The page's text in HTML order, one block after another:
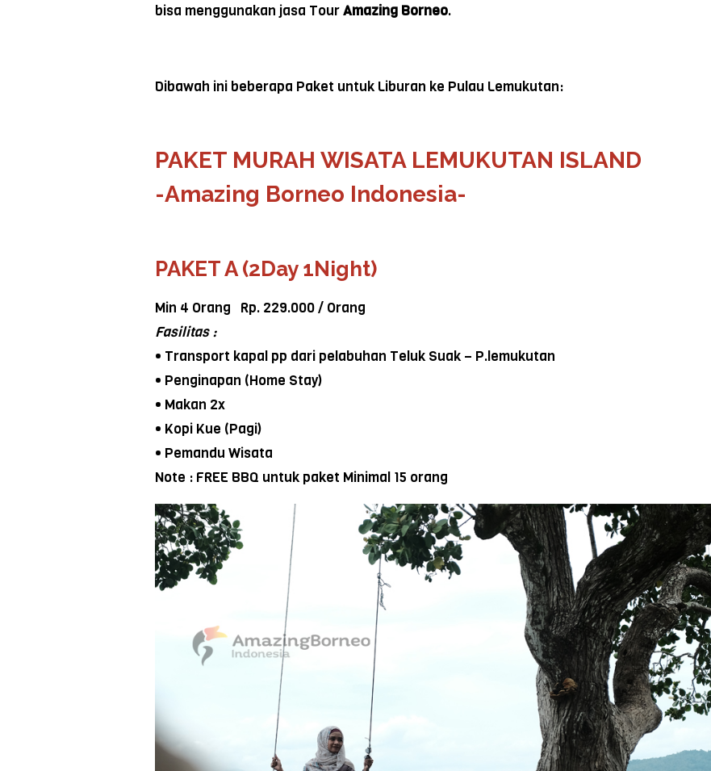
bisa menggunakan jasa TourAmazing Borneo.
Dibawah ini beberapa Paket untuk Liburan ke Pulau Lemukutan:
PAKET MURAH WISATA LEMUKUTAN ISLAND
-Amazing Borneo Indonesia-
PAKET A (2Day 1Night)
Min 4 Orang Rp. 229.000 / Orang
Fasilitas :
• Transport kapal pp dari pelabuhan Teluk Suak – P.lemukutan
• Penginapan (Home Stay)
• Makan 2x
• Kopi Kue (Pagi)
• Pemandu Wisata
Note : FREE BBQ untuk paket Minimal 15 orang